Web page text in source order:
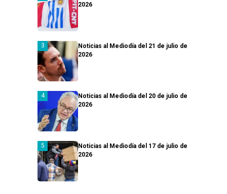
2026
Noticias al Mediodía del 21 de julio de
2026
Noticias al Mediodía del 20 de julio de
2026
Noticias al Mediodía del 17 de julio de
2026